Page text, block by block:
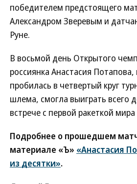
победителем предстоящего
Александром Зверевым и
Руне.
В восьмой день Открытого
россиянка Анастасия
пробилась в четвертый круг
шлема, смогла выиграть всего
встрече с первой ракеткой
Подробнее о прошедшем
материале «Ъ» «Анастасия
из десятки».